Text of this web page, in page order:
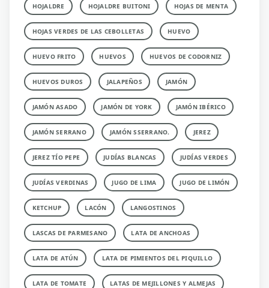
HOJALDRE HOJALDRE BUITONI HOJAS DE MENTA
HOJAS VERDES DE LAS CEBOLLETAS HUEVO
HUEVO FRITO HUEVOS HUEVOS DE CODORNIZ
HUEVOS DUROS JALAPEÑOS JAMÓN
JAMÓN ASADO JAMÓN DE YORK JAMÓN IBÉRICO
JAMÓN SERRANO JAMÓN SSERRANO. JEREZ
JEREZ TÍO PEPE JUDÍAS BLANCAS JUDÍAS VERDES
JUDÍAS VERDINAS JUGO DE LIMA JUGO DE LIMÓN
KETCHUP LACÓN LANGOSTINOS
LASCAS DE PARMESANO LATA DE ANCHOAS
LATA DE ATÚN LATA DE PIMIENTOS DEL PIQUILLO
LATA DE TOMATE LATAS DE MEJILLONES Y ALMEJAS